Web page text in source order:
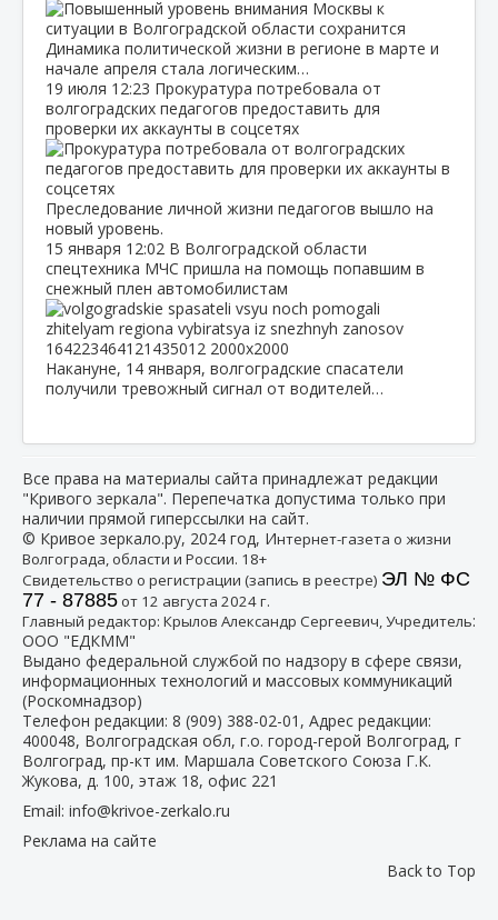
Динамика политической жизни в регионе в марте и
начале апреля стала логическим…
19 июля 12:23 Прокуратура потребовала от
волгоградских педагогов предоставить для
проверки их аккаунты в соцсетях
Преследование личной жизни педагогов вышло на
новый уровень.
15 января 12:02 В Волгоградской области
спецтехника МЧС пришла на помощь попавшим в
снежный плен автомобилистам
Накануне, 14 января, волгоградские спасатели
получили тревожный сигнал от водителей…
Все права на материалы сайта принадлежат редакции
"Кривого зеркала". Перепечатка допустима только при
наличии прямой гиперссылки на сайт.
© Кривое зеркало.ру, 2024 год, Интернет-газета о жизни
Волгограда, области и России. 18+
Свидетельство о регистрации (запись в реестре) ЭЛ № ФС
77 - 87885от 12 августа 2024 г.
Главный редактор: Крылов Александр Сергеевич, Учредитель:
ООО "ЕДКММ"
Выдано федеральной службой по надзору в сфере связи,
информационных технологий и массовых коммуникаций
(Роскомнадзор)
Телефон редакции: 8 (909) 388-02-01 , Адрес редакции:
400048, Волгоградская обл, г.о. город-герой Волгоград, г
Волгоград, пр-кт им. Маршала Советского Союза Г.К.
Жукова, д. 100, этаж 18, офис 221
Email: info@krivoe-zerkalo.ru
Реклама на сайте
Back to Top